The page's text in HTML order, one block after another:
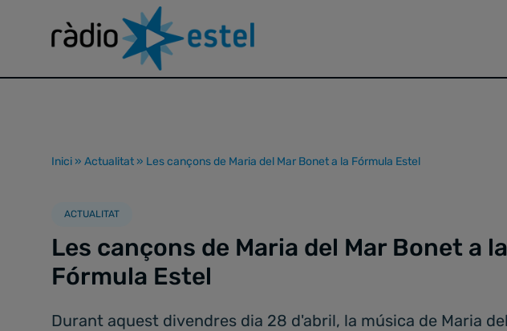
Inici » Actualitat » Les cançons de Maria del Mar Bonet a la Fórmula Estel
ACTUALITAT
Les cançons de Maria del Mar Bonet a la
Fórmula Estel
Durant aquest divendres dia 28 d'abril, la música de Maria